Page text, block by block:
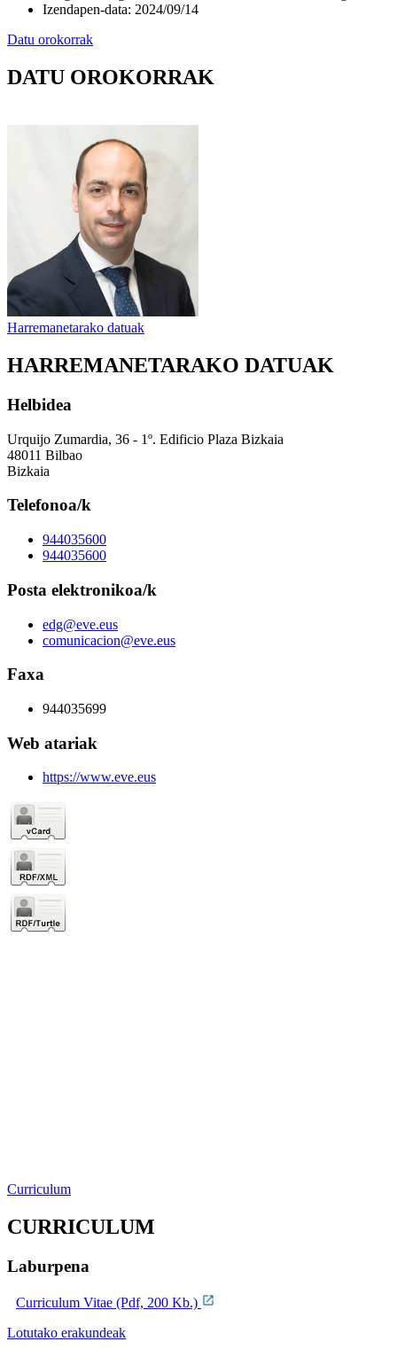
Izendapen-data: 2024/09/14
Datu orokorrak
DATU OROKORRAK
Harremanetarako datuak
HARREMANETARAKO DATUAK
Helbidea
Urquijo Zumardia, 36 - 1º. Edificio Plaza Bizkaia
48011 Bilbao
Bizkaia
Telefonoa/k
944035600
944035600
Posta elektronikoa/k
edg@eve.eus
comunicacion@eve.eus
Faxa
944035699
Web atariak
https://www.eve.eus
Curriculum
CURRICULUM
Laburpena
Curriculum Vitae (Pdf, 200 Kb.)
Lotutako erakundeak